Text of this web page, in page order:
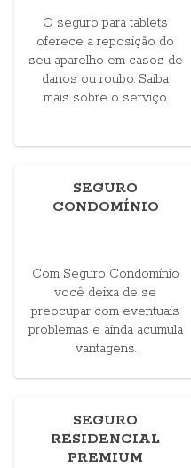
O seguro para tablets
oferece a reposição do
seu aparelho em casos de
danos ou roubo. Saiba
mais sobre o serviço.
SEGURO
CONDOMÍNIO
Com Seguro Condomínio
você deixa de se
preocupar com eventuais
problemas e ainda acumula
vantagens.
SEGURO
RESIDENCIAL
PREMIUM